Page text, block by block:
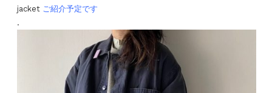
jacket ご紹介予定です
.